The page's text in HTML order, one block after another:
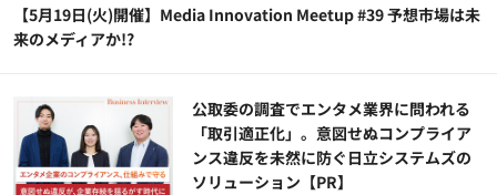
【5月19日(火)開催】Media Innovation Meetup #39 予想市場は未
来のメディアか!?
公​​取委の調査でエンタメ業界に問われる
「取引適正化」。意図せぬコンプライア
ンス違反を未然に防ぐ日立システムズの
ソリューション​【PR】